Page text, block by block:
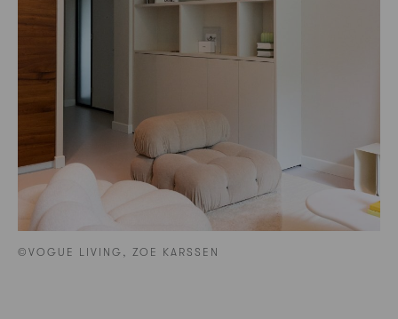
©VOGUE LIVING, ZOE KARSSEN